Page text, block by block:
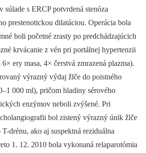
s ERCP potvrdená stenóza
prestenotickou dilatáciou. Operácia bola
boli početné zrasty po predchádzajúcich
krvácanie z vén pri portálnej hypertenzii
ery masa, 4× čerstvá zmrazená plazma).
výrazný výdaj žlče do poistného
000 ml), pričom hladiny sérového
enzýmov neboli zvýšené. Pri
bol zistený výrazný únik žlče
drénu, ako aj suspektná reziduálna
1. 12. 2010 bola vykonaná relaparotómia